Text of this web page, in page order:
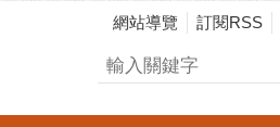
網站導覽 訂閱RSS
搜尋